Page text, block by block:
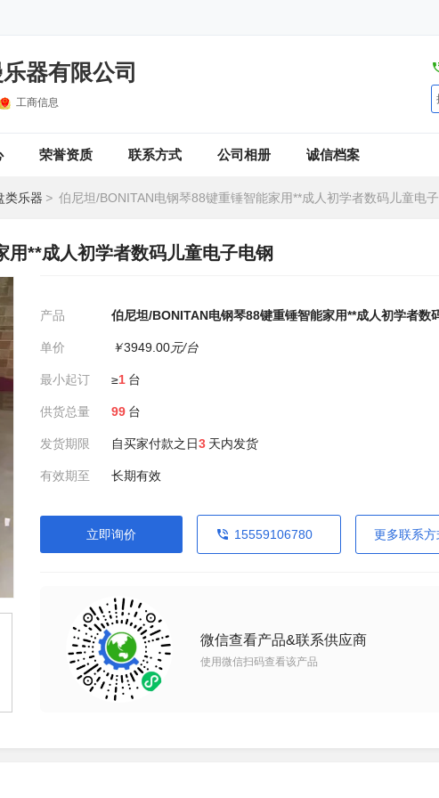
器有限公司
工商信息
荣誉资质 联系方式 公司相册 诚信档案
类乐器 > 伯尼坦/BONITAN电钢琴88键重锤智能家用**成人初学者数码儿童电
**成人初学者数码儿童电子电钢
产品 伯尼坦/BONITAN电钢琴88键重锤智能家用**成人初学者数
单价 ￥3949.00元/台
最小起订 ≥1 台
供货总量 99 台
发货期限 自买家付款之日3 天内发货
有效期至 长期有效
立即询价 15559106780 更多联系方
微信查看产品&联系供应商
使用微信扫码查看该产品